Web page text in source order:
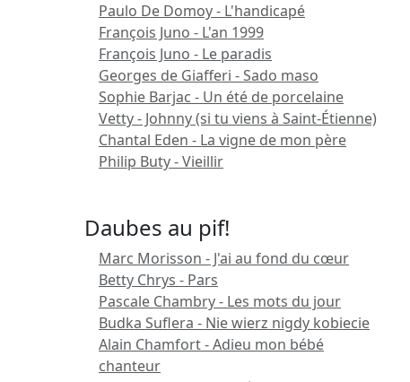
Paulo De Domoy - L'handicapé
François Juno - L'an 1999
François Juno - Le paradis
Georges de Giafferi - Sado maso
Sophie Barjac - Un été de porcelaine
Vetty - Johnny (si tu viens à Saint-Étienne)
Chantal Eden - La vigne de mon père
Philip Buty - Vieillir
Daubes au pif!
Marc Morisson - J'ai au fond du cœur
Betty Chrys - Pars
Pascale Chambry - Les mots du jour
Budka Suflera - Nie wierz nigdy kobiecie
Alain Chamfort - Adieu mon bébé
chanteur